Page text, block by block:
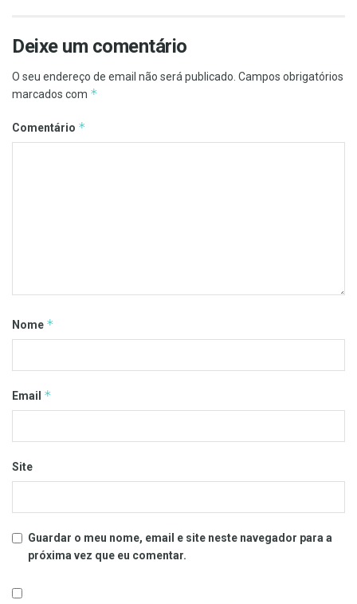
Deixe um comentário
O seu endereço de email não será publicado. Campos obrigatórios
marcados com *
Comentário *
Nome *
Email *
Site
Guardar o meu nome, email e site neste navegador para a
próxima vez que eu comentar.